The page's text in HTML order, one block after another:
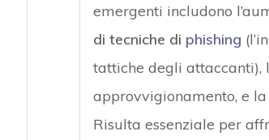
emergenti includono
di tecniche di phishing
tattiche degli attaccanti),
approvvigionamento, e
Risulta essenziale per